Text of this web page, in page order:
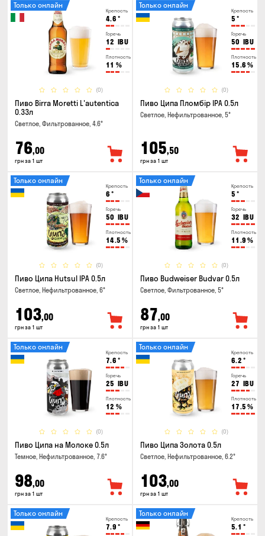
Крепость
4.6 °
Горечь
12 IBU
Плотность
11 %
(0)
Только онлайн
Пиво Birra Moretti L'autentica
0.33л
Светлое, Фильтрованное, 4.6°
76,00
грн за 1 шт
Крепость
5 °
Горечь
50 IBU
Плотность
15.6 %
(0)
Только онлайн
Пиво Ципа Пломбір IPA 0.5л
Светлое, Нефильтрованное, 5°
105,50
грн за 1 шт
Крепость
6 °
Горечь
50 IBU
Плотность
14.5 %
(0)
Только онлайн
Пиво Ципа Hutsul IPA 0.5л
Светлое, Нефильтрованное, 6°
103,00
грн за 1 шт
Крепость
5 °
Горечь
32 IBU
Плотность
11.9 %
(0)
Только онлайн
Пиво Budweiser Budvar 0.5л
Светлое, Фильтрованное, 5°
87,00
грн за 1 шт
Крепость
7.6 °
Горечь
25 IBU
Плотность
12 %
(0)
Только онлайн
Пиво Ципа на Молоке 0.5л
Темное, Нефильтрованное, 7.6°
98,00
грн за 1 шт
Крепость
6.2 °
Горечь
27 IBU
Плотность
17.5 %
(0)
Только онлайн
Пиво Ципа Золота 0.5л
Светлое, Нефильтрованное, 6.2°
103,00
грн за 1 шт
Крепость
7.9 °
Только онлайн
Крепость
5.1 °
Только онлайн